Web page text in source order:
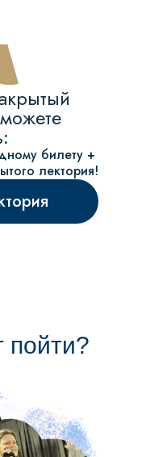
билету +
лектория!
пойти?